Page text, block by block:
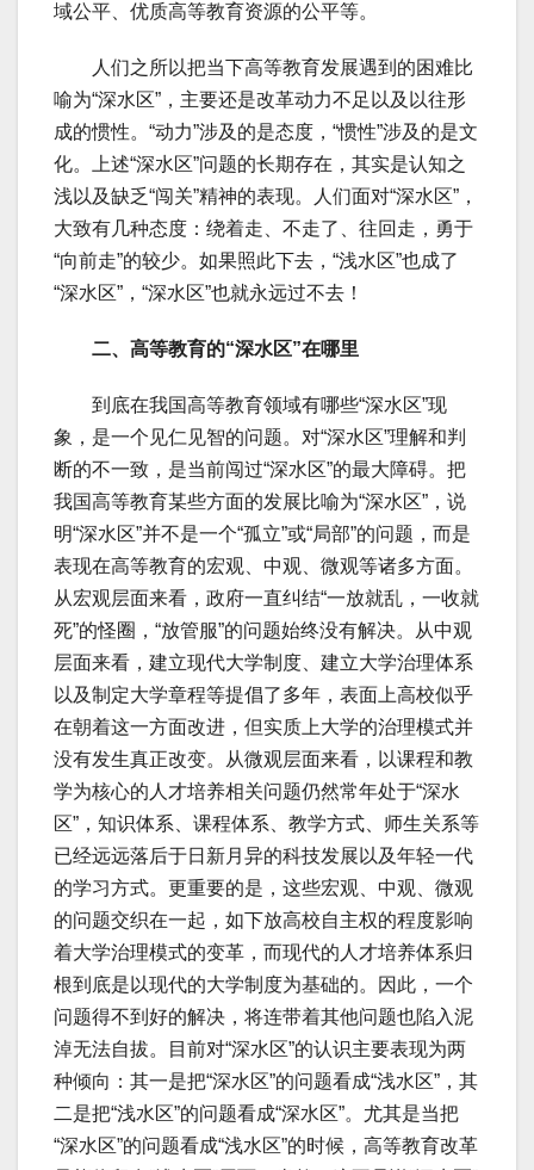
域公平、优质高等教育资源的公平等。
人们之所以把当下高等教育发展遇到的困难比
喻为“深水区”，主要还是改革动力不足以及以往形
成的惯性。“动力”涉及的是态度，“惯性”涉及的是文
化。上述“深水区”问题的长期存在，其实是认知之
浅以及缺乏“闯关”精神的表现。人们面对“深水区”，
大致有几种态度：绕着走、不走了、往回走，勇于
“向前走”的较少。如果照此下去，“浅水区”也成了
“深水区”，“深水区”也就永远过不去！
二、高等教育的“深水区”在哪里
到底在我国高等教育领域有哪些“深水区”现
象，是一个见仁见智的问题。对“深水区”理解和判
断的不一致，是当前闯过“深水区”的最大障碍。把
我国高等教育某些方面的发展比喻为“深水区”，说
明“深水区”并不是一个“孤立”或“局部”的问题，而是
表现在高等教育的宏观、中观、微观等诸多方面。
从宏观层面来看，政府一直纠结“一放就乱，一收就
死”的怪圈，“放管服”的问题始终没有解决。从中观
层面来看，建立现代大学制度、建立大学治理体系
以及制定大学章程等提倡了多年，表面上高校似乎
在朝着这一方面改进，但实质上大学的治理模式并
没有发生真正改变。从微观层面来看，以课程和教
学为核心的人才培养相关问题仍然常年处于“深水
区”，知识体系、课程体系、教学方式、师生关系等
已经远远落后于日新月异的科技发展以及年轻一代
的学习方式。更重要的是，这些宏观、中观、微观
的问题交织在一起，如下放高校自主权的程度影响
着大学治理模式的变革，而现代的人才培养体系归
根到底是以现代的大学制度为基础的。因此，一个
问题得不到好的解决，将连带着其他问题也陷入泥
淖无法自拔。目前对“深水区”的认识主要表现为两
种倾向：其一是把“深水区”的问题看成“浅水区”，其
二是把“浅水区”的问题看成“深水区”。尤其是当把
“深水区”的问题看成“浅水区”的时候，高等教育改革